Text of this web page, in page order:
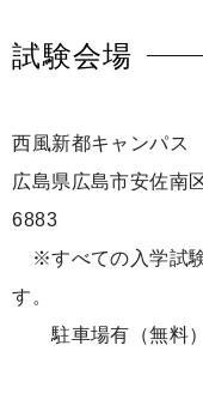
試験会場
西風新都キャンパス
広島県広島市安佐
6883
※すべての入学試験
す。
駐車場有（無料）